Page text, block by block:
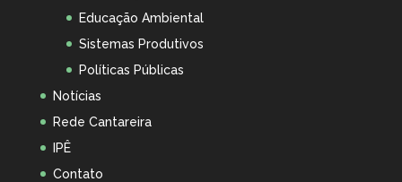
Educação Ambiental
Sistemas Produtivos
Políticas Públicas
Notícias
Rede Cantareira
IPÊ
Contato